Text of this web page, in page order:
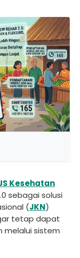
Kesehatan
sebagai solusi
(JKN)
tetap dapat
melalui sistem